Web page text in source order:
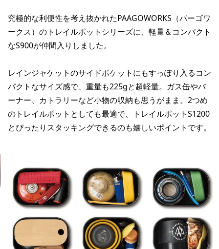
究極的な利便性を考え抜かれたPAAGOWORKS（パーゴワ
ークス）のトレイルポットシリーズに、軽量＆コンパクト
なS900が仲間入りしました。
レインジャケットのサイドポケットにもすっぽり入るコン
パクトなサイズ感で、重量も225gと超軽量。ガス缶やバ
ーナー、カトラリーなど小物の収納も思うがまま。2つめ
のトレイルポットとしても最適で、トレイルポットS1200
とぴったりスタッキングできるのも嬉しいポイントです。